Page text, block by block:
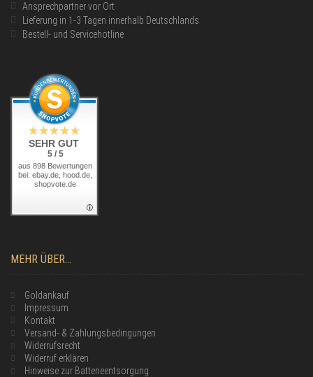
Ansprechpartner vor Ort
Lieferung in 1-3 Tagen innerhalb Deutschlands
Bestell- und Servicehotline
SEHR GUT
5 / 5
aus 898 Bewertungen
bei: ebay.de, hood.de,
shopvote.de
MEHR ÜBER...
Goldankauf
Impressum
Kontakt
Versand- & Zahlungsbedingungen
Widerrufsrecht
Widerruf erklären
Hinweise zur Batterieentsorgung